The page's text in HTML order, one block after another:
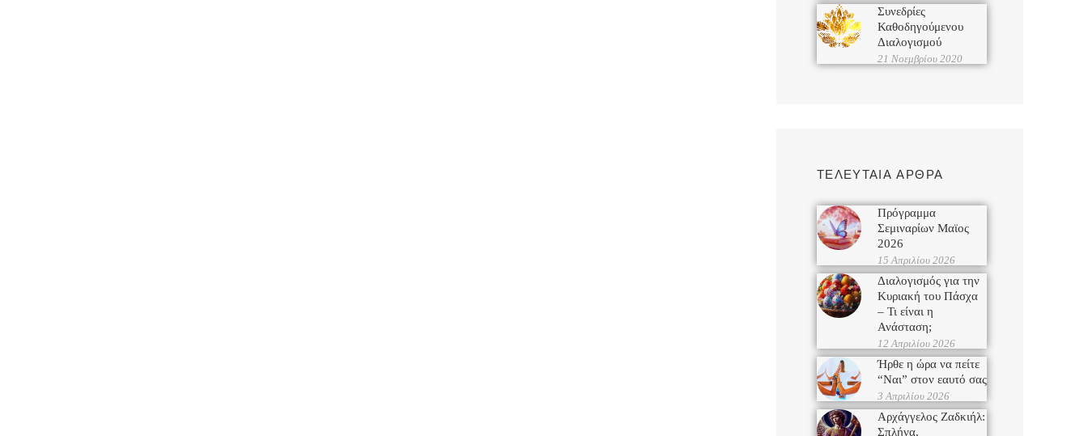
Συνεδρίες
Καθοδηγούμενου
Διαλογισμού
21 Νοεμβρίου 2020
ΤΕΛΕΥΤΑΙΑ ΑΡΘΡΑ
Πρόγραμμα
Σεμιναρίων Μαϊος
2026
15 Απριλίου 2026
Διαλογισμός για την
Κυριακή του Πάσχα
– Τι είναι η
Ανάσταση;
12 Απριλίου 2026
Ήρθε η ώρα να πείτε
“Ναι” στον εαυτό σας
3 Απριλίου 2026
Αρχάγγελος Ζαδκιήλ:
Σπλήνα,